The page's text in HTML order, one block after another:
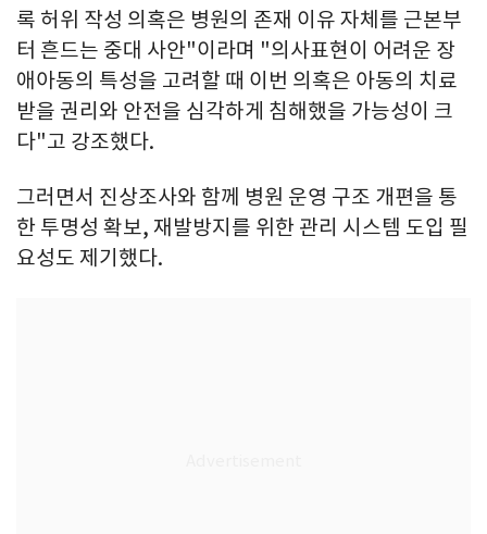
록 허위 작성 의혹은 병원의 존재 이유 자체를 근본부
터 흔드는 중대 사안"이라며 "의사표현이 어려운 장
애아동의 특성을 고려할 때 이번 의혹은 아동의 치료
받을 권리와 안전을 심각하게 침해했을 가능성이 크
다"고 강조했다.
그러면서 진상조사와 함께 병원 운영 구조 개편을 통
한 투명성 확보, 재발방지를 위한 관리 시스템 도입 필
요성도 제기했다.